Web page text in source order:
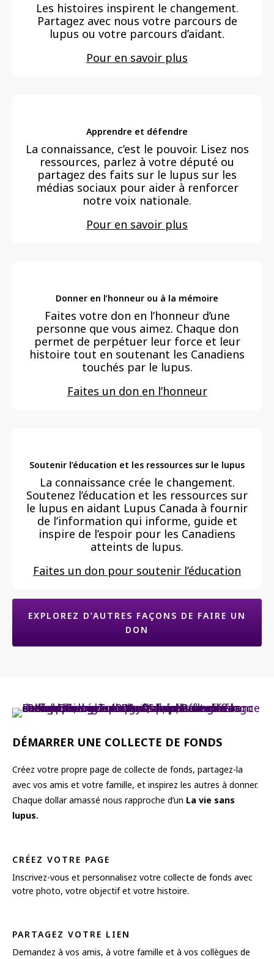
Les histoires inspirent le changement.
Partagez avec nous votre parcours de
lupus ou votre parcours d’aidant.
Pour en savoir plus
Apprendre et défendre
La connaissance, c’est le pouvoir. Lisez nos
ressources, parlez à votre député ou
partagez des faits sur le lupus sur les
médias sociaux pour aider à renforcer
notre voix nationale.
Pour en savoir plus
Donner en l’honneur ou à la mémoire
Faites votre don en l’honneur d’une
personne que vous aimez. Chaque don
permet de perpétuer leur force et leur
histoire tout en soutenant les Canadiens
touchés par le lupus.
Faites un don en l’honneur
Soutenir l’éducation et les ressources sur le lupus
La connaissance crée le changement.
Soutenez l’éducation et les ressources sur
le lupus en aidant Lupus Canada à fournir
de l’information qui informe, guide et
inspire de l’espoir pour les Canadiens
atteints de lupus.
Faites un don pour soutenir l’éducation
EXPLOREZ D’AUTRES FAÇONS DE FAIRE UN
DON
DÉMARRER UNE COLLECTE DE FONDS
Créez votre propre page de collecte de fonds, partagez-la
avec vos amis et votre famille, et inspirez les autres à donner.
Chaque dollar amassé nous rapproche d’un La vie sans
lupus.
CRÉEZ VOTRE PAGE
Inscrivez-vous et personnalisez votre collecte de fonds avec
votre photo, votre objectif et votre histoire.
PARTAGEZ VOTRE LIEN
Demandez à vos amis, à votre famille et à vos collègues de